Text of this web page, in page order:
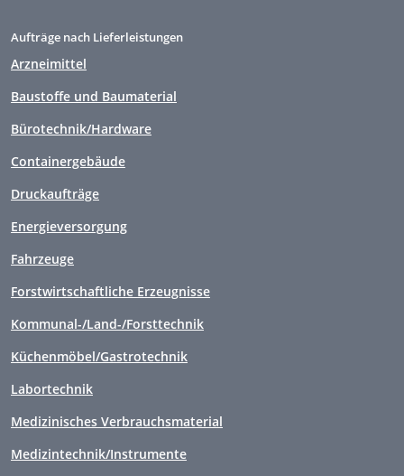
Aufträge nach Lieferleistungen
Arzneimittel
Baustoffe und Baumaterial
Bürotechnik/Hardware
Containergebäude
Druckaufträge
Energieversorgung
Fahrzeuge
Forstwirtschaftliche Erzeugnisse
Kommunal-/Land-/Forsttechnik
Küchenmöbel/Gastrotechnik
Labortechnik
Medizinisches Verbrauchsmaterial
Medizintechnik/Instrumente